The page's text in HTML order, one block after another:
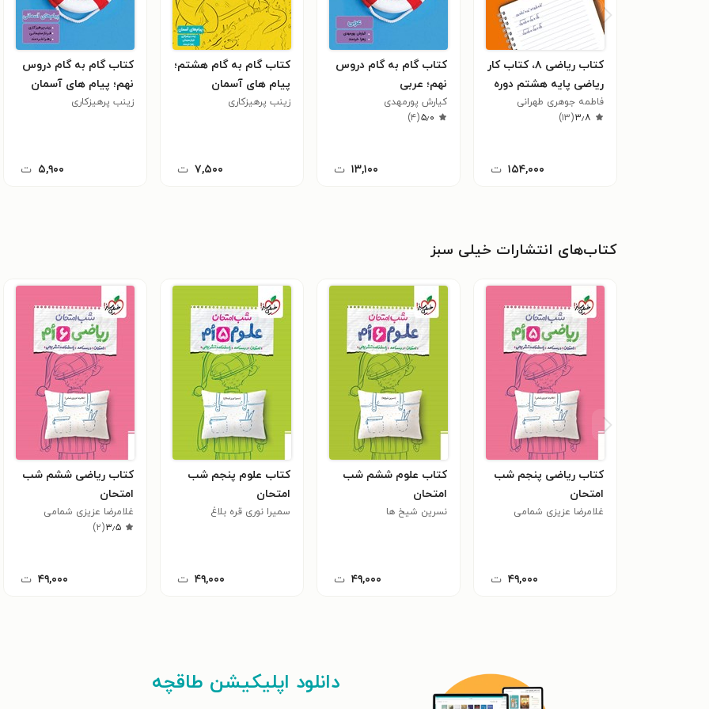
کتاب ریاضی ۸، کتاب کار
ریاضی پایه هشتم دوره
اول متوسطه
فاطمه جوهری‌ طهرانی
۳٫۸(۱۳)
۱۵۴,۰۰۰ ت
کتاب گام به گام دروس
نهم؛ عربی
کیارش پورمهدی
۵٫۰(۴)
۱۳,۱۰۰ ت
کتاب گام به گام هشتم؛
پیام های آسمان
زینب پرهیزکاری
۷,۵۰۰ ت
کتاب گام به گام دروس
نهم؛ پیام های آسمان
زینب پرهیزکاری
۵,۹۰۰ ت
کتاب‌های انتشارات خیلی سبز
کتاب ریاضی پنجم شب
امتحان
غلامرضا عزیزی شمامی
۴۹,۰۰۰ ت
کتاب علوم ششم شب
امتحان
نسرین شیخ ها
۴۹,۰۰۰ ت
کتاب علوم پنجم شب
امتحان
سمیرا نوری قره بلاغ
۴۹,۰۰۰ ت
کتاب ریاضی ششم شب
امتحان
غلامرضا عزیزی شمامی
۳٫۵(۲)
۴۹,۰۰۰ ت
دانلود اپلیکیشن طاقچه